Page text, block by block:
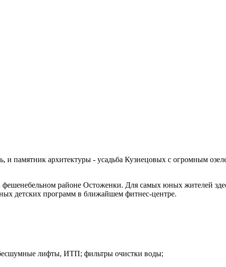
и памятник архитектуры - усадьба Кузнецовых с огромным
районе Остоженки. Для самых юных жителей
детских программ в ближайшем фитнес-центре.
лифты, ИТП; фильтры очистки воды;